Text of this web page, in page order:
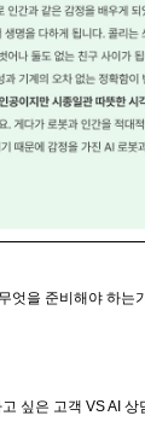
엇을 준비해야 하는
싶은 고객 VS AI